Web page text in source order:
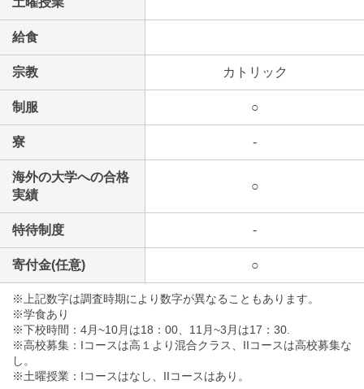
給食
宗教 カトリック
制服 ○
寮 -
海外の大学への合格
実績
○
特待制度 -
寄付金(任意) ○
※上記数字は調査時期により数字が異なることもあります。
※学食あり
※下校時間：4月~10月は18：00、11月~3月は17：30.
※高校募集：Iコースは高１より混合クラス、IIコースは高校募集な
し。
※土曜授業：Iコースはなし、IIコースはあり。